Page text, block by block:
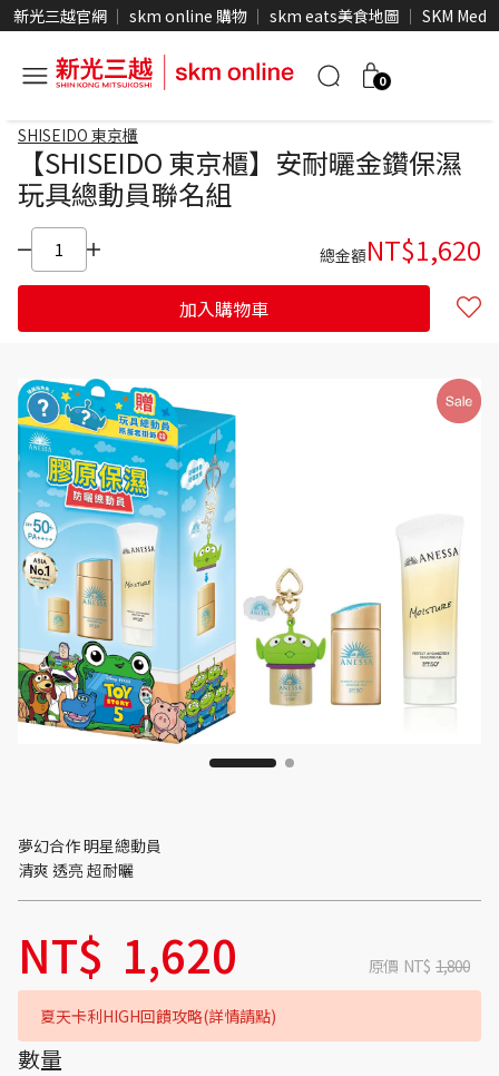
新光三越官網 skm online 購物 skm eats美食地圖 SKM Media
0
SHISEIDO 東京櫃
【SHISEIDO 東京櫃】安耐曬金鑽保濕
玩具總動員聯名組
總金額NT$1,620
加入購物車
夢幻合作 明星總動員
清爽 透亮 超耐曬
NT$ 1,620 原價 NT$ 1,800
夏天卡利HIGH回饋攻略(詳情請點)
數量